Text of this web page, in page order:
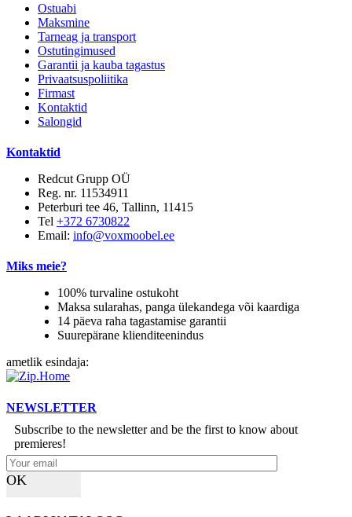
Ostuabi
Maksmine
Tarneag ja transport
Ostutingimused
Garantii ja kauba tagastus
Privaatsuspoliitika
Firmast
Kontaktid
Salongid
Kontaktid
Redcut Grupp OÜ
Reg. nr. 11534911
Peterburi tee 46, Tallinn, 11415
Tel +372 6730822
Email: info@voxmoobel.ee
Miks meie?
100% turvaline ostukoht
Maksa sularahas, panga ülekandega või kaardiga
14 päeva raha tagastamise garantii
Suurepärane klienditeenindus
ametlik esindaja:
NEWSLETTER
Subscribe to the newsletter and be the first to know about
premieres!
OK